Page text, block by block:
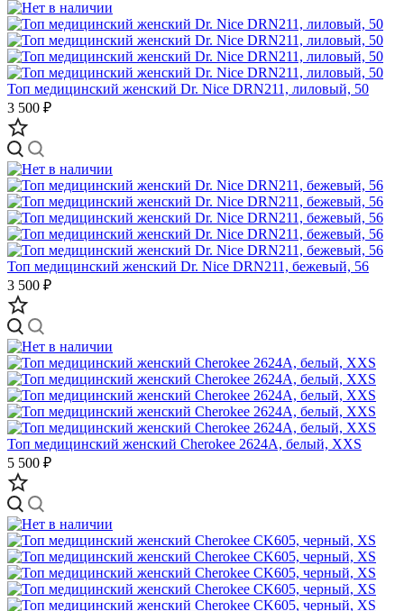
Топ медицинский женский Dr. Nice DRN211, лиловый, 50
3 500 ₽
Топ медицинский женский Dr. Nice DRN211, бежевый, 56
3 500 ₽
Топ медицинский женский Cherokee 2624A, белый, XXS
5 500 ₽